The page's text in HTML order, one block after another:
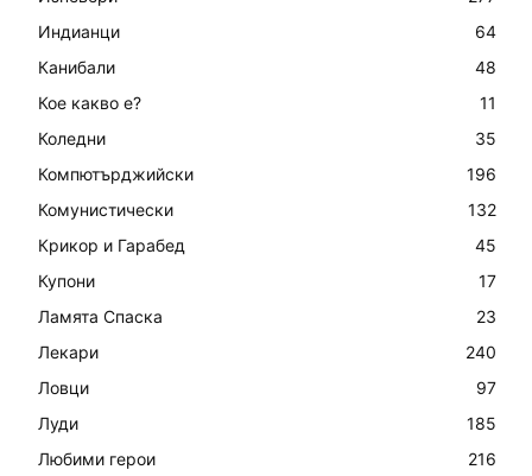
Индианци
64
Канибали
48
Кое какво е?
11
Коледни
35
Компютърджийски
196
Комунистически
132
Крикор и Гарабед
45
Купони
17
Ламята Спаска
23
Лекари
240
Ловци
97
Луди
185
Любими герои
216